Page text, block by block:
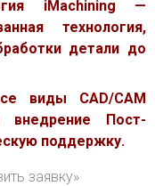
iMachining —
технология,
детали до
виды CAD/CAM
внедрение Пост-
поддержку.
заявку»